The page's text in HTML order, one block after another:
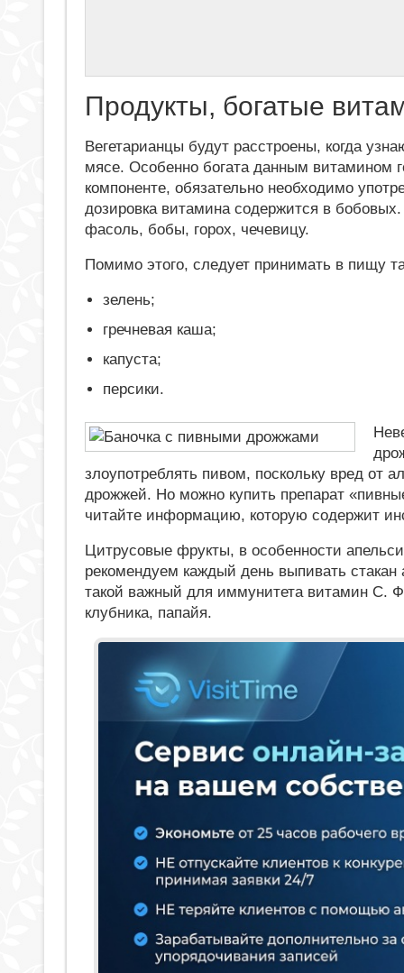
Продукты, богатые
Вегетарианцы будут расстроены, когда
мясе. Особенно богата данным витамином
компоненте, обязательно необходимо
дозировка витамина содержится в
фасоль, бобы, горох, чечевицу.
Помимо этого, следует принимать в пищу
зелень;
гречневая каша;
капуста;
персики.
злоупотреблять пивом, поскольку вред от
дрожжей. Но можно купить препарат
читайте информацию, которую содержит
Цитрусовые фрукты, в особенности
рекомендуем каждый день выпивать стакан
такой важный для иммунитета витамин C.
клубника, папайя.